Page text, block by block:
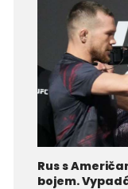
Rus s
bojem.